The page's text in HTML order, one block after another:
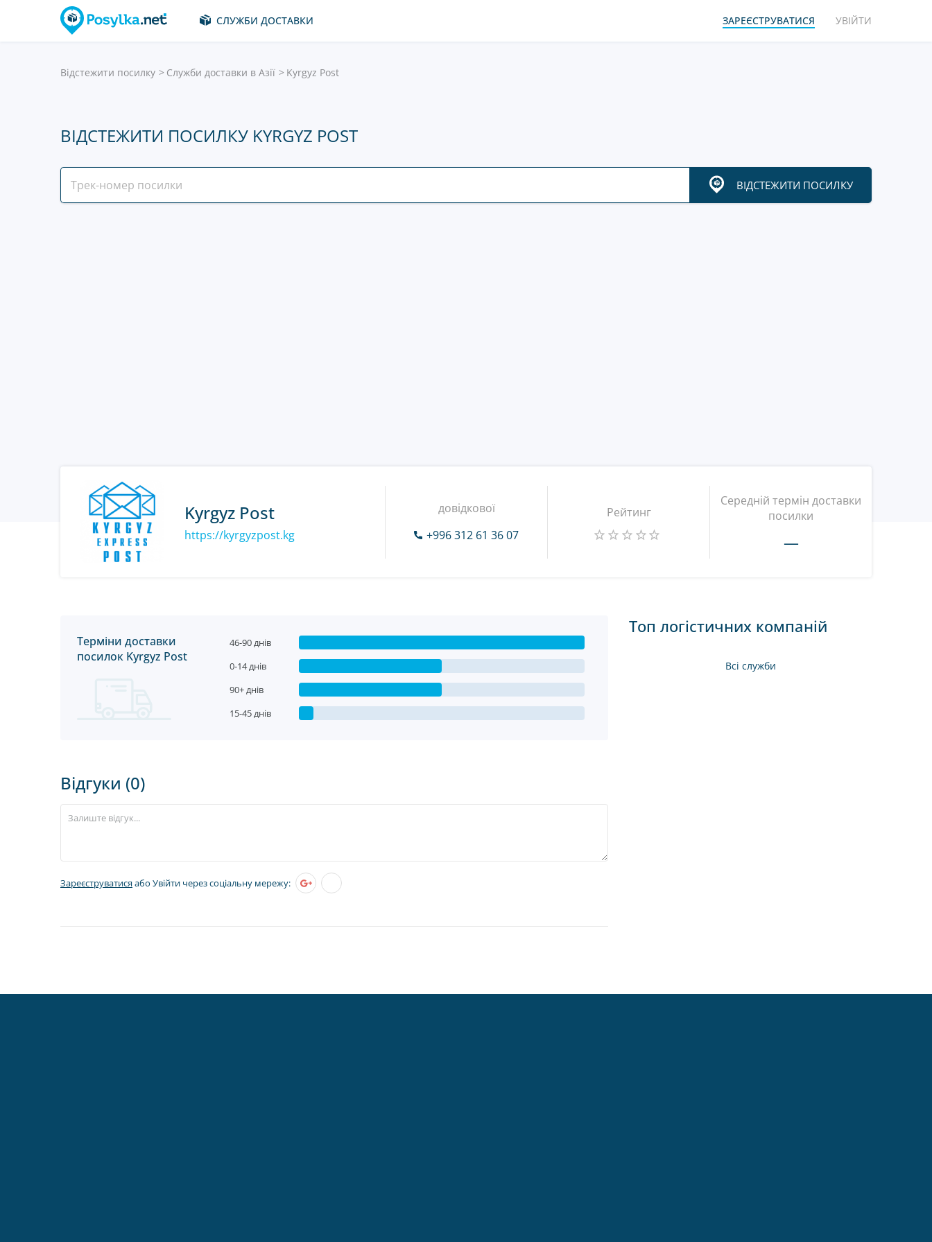
СЛУЖБИ ДОСТАВКИ ЗАРЕЄСТРУВАТИСЯ УВІЙТИ
Відстежити посилку Служби доставки в Азії Kyrgyz Post
ВІДСТЕЖИТИ ПОСИЛКУ KYRGYZ POST
ВІДСТЕЖИТИ ПОСИЛКУ
Kyrgyz Post
https://kyrgyzpost.kg
довідкової
+996 312 61 36 07
Рейтинг
Середній термін доставки
посилки
—
Терміни доставки
посилок Kyrgyz Post
46-90 днів
0-14 днів
90+ днів
15-45 днів
Відгуки (0)
Зареєструватисяабо Увійти через соціальну мережу:
Топ логістичних компаній
Всі служби